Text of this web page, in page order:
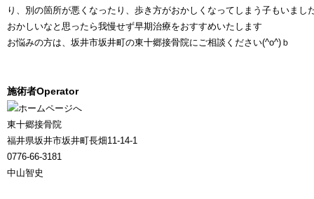
り、別の箇所が悪くなったり、歩き方がおかしくなってしまう子もいまし
おかしいなと思ったら我慢せず早期治療をおすすめいたします
お悩みの方は、坂井市坂井町の東十郷接骨院にご相談ください(^o^)ｂ
施術者Operator
東十郷接骨院
福井県坂井市坂井町長畑11-14-1
0776-66-3181
中山智史